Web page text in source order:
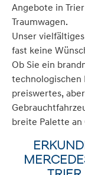
Angebote in
Traumwagen.
Unser
fast keine
Ob Sie ein
technologischen
preiswertes,
breite Palette an